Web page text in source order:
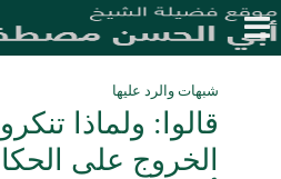
شبهات والرد عليها
قالوا: ولماذا
الخروج على